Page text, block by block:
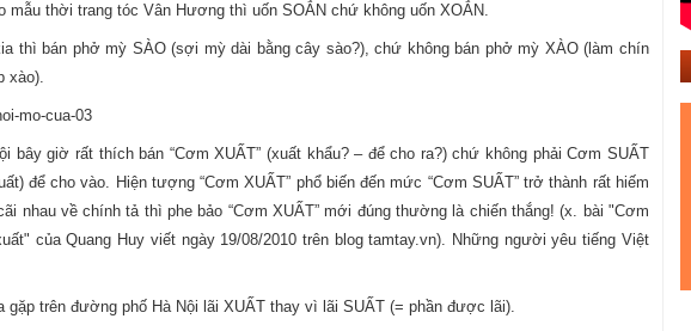
mẫu thời trang tóc Vân Hương thì uốn SOẮN chứ không uốn XOẮN.
thì bán phở mỳ SÀO (sợi mỳ dài bằng cây sào?), chứ không bán phở mỳ XÀO (làm chín
xào).
mo-cua-03
bây giờ rất thích bán “Cơm XUẤT” (xuất khẩu? – để cho ra?) chứ không phải Cơm SUẤT
để cho vào. Hiện tượng “Cơm XUẤT” phổ biến đến mức “Cơm SUẤT” trở thành rất hiếm
nhau về chính tả thì phe bảo “Cơm XUẤT” mới đúng thường là chiến thắng! (x. bài "Cơm
của Quang Huy viết ngày 19/08/2010 trên blog tamtay.vn). Những người yêu tiếng Việt
trên đường phố Hà Nội lãi XUẤT thay vì lãi SUẤT (= phần được lãi).